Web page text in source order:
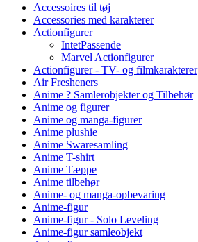
Accessoires til tøj
Accessories med karakterer
Actionfigurer
IntetPassende
Marvel Actionfigurer
Actionfigurer - TV- og filmkarakterer
Air Fresheners
Anime ? Samlerobjekter og Tilbehør
Anime og figurer
Anime og manga-figurer
Anime plushie
Anime Swaresamling
Anime T-shirt
Anime Tæppe
Anime tilbehør
Anime- og manga-opbevaring
Anime-figur
Anime-figur - Solo Leveling
Anime-figur samleobjekt